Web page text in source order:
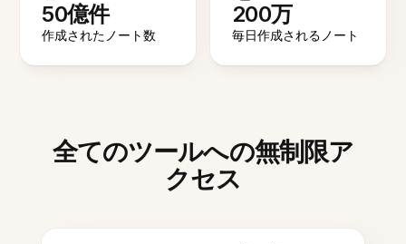
50億件
作成されたノート数
200万
毎日作成されるノート
全てのツールへの無制限ア
クセス